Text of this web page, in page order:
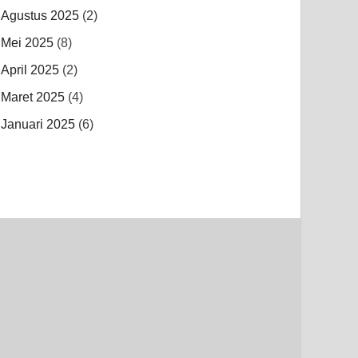
Agustus 2025 (2)
Mei 2025 (8)
April 2025 (2)
Maret 2025 (4)
Januari 2025 (6)